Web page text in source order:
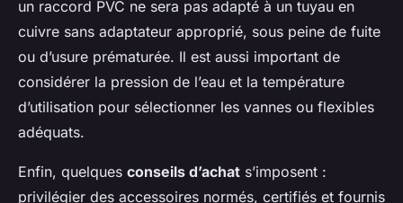
un raccord PVC ne sera pas adapté à un tuyau en
cuivre sans adaptateur approprié, sous peine de fuite
ou d’usure prématurée. Il est aussi important de
considérer la pression de l’eau et la température
d’utilisation pour sélectionner les vannes ou flexibles
adéquats.
Enfin, quelques conseils d’achat s’imposent :
privilégier des accessoires normés, certifiés et fournis